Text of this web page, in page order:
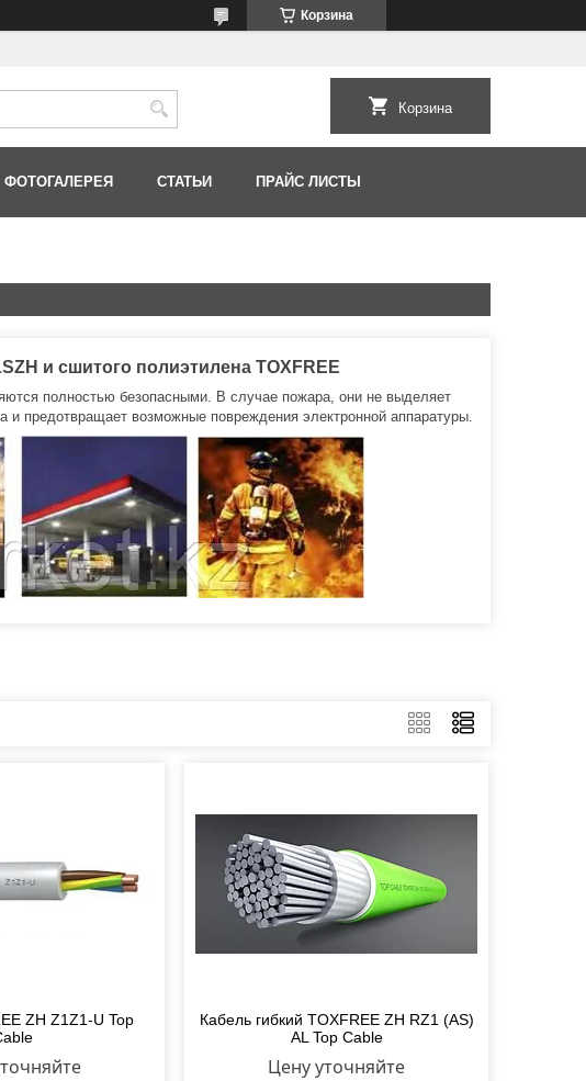
Корзина
Корзина
ФОТОГАЛЕРЕЯ СТАТЬИ ПРАЙС ЛИСТЫ
и сшитого полиэтилена TOXFREE
полностью безопасными. В случае пожара, они не выделяет
предотвращает возможные повреждения электронной аппаратуры.
ZH Z1Z1-U Top
Кабель гибкий TOXFREE ZH RZ1 (AS)
AL Top Cable
Цену уточняйте